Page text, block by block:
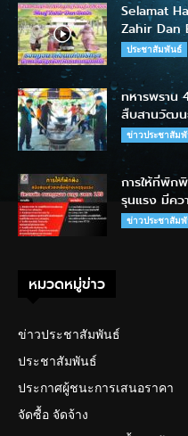
Selamat
Zahir Dan
ประชาสัมพันธ์
ทหารพราน
สืบสานวัฒน
ข่าวประชาสัม
การให้ที่พัก
รุนแรง มีค
ข่าวประชาสัม
หมวดหมู่ข่าว
ข่าวประชาสัมพันธ์
ประชาสัมพันธ์
ประกาศผู้ชนะการเสนอราคา
จัดซื้อ จัดจ้าง